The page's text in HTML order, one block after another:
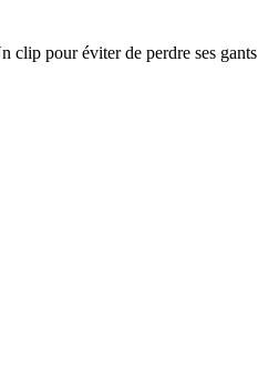
clip pour éviter de perdre ses gants